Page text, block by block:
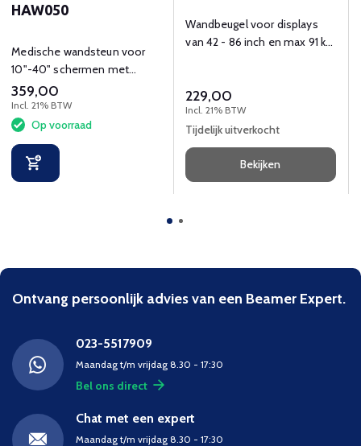
HAW050
Medische wandsteun voor
10"-40" schermen met
volledige bewegingsvrijheid
en kabelbeheer.​
359,00
Incl. 21% BTW
Op voorraad
Wandbeugel voor displays
van 42 - 86 inch en max 91 kg
229,00
Incl. 21% BTW
Tijdelijk uitverkocht
Bekijken
Ontvang persoonlijk advies van een Beamer Expert.
023-5517909
Maandag t/m vrijdag 8.30 - 17:30
Bel ons direct
Chat met een expert
Maandag t/m vrijdag 8.30 - 17:30